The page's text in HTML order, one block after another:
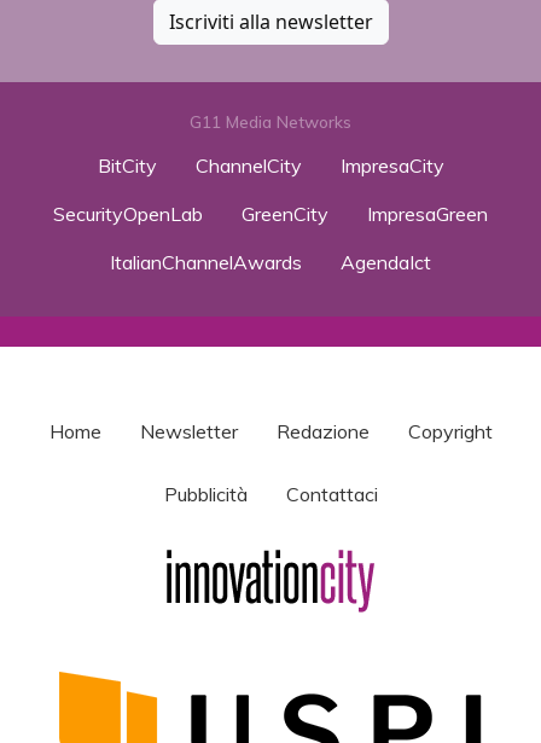
Iscriviti alla newsletter
G11 Media Networks
BitCity ChannelCity
ImpresaCity
SecurityOpenLab
GreenCity
ImpresaGreen
ItalianChannelAwards
AgendaIct
Home Newsletter Redazione Copyright
Pubblicità Contattaci